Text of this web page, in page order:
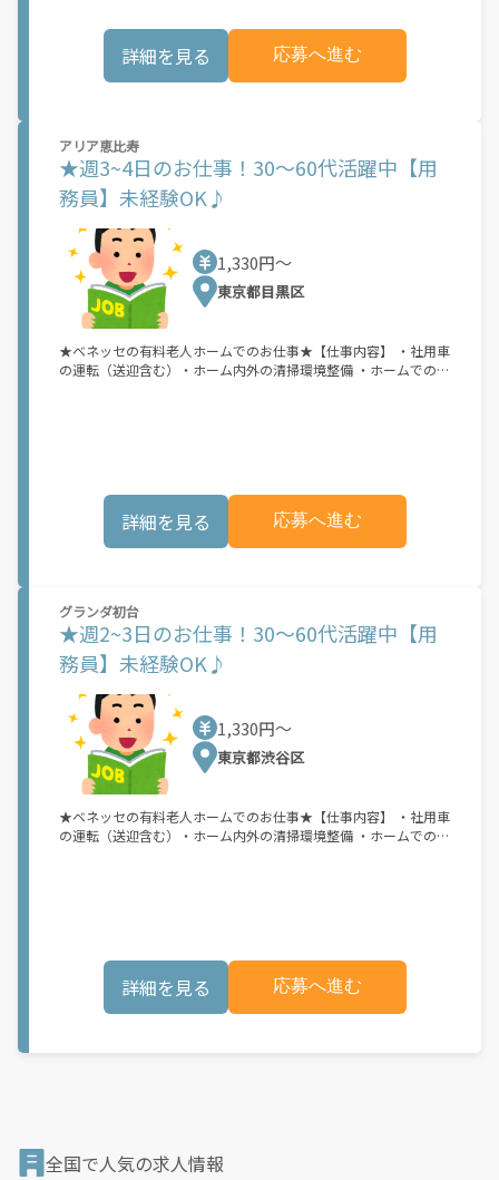
里【NPO法人てあしの会どんぐりの里】◆生活サポート障害があ
るので「あきらめていた」「1人ではできない」を「できる」こ
とに変えていくお手伝いをしていきたいと考えています。心身状
きたいと考えてます。◆移動支援利用者様と一緒にお散歩に行っ
たり、プールや映画など一緒にお出掛けをします♪一緒にお出掛
けしてみませんか？◆居宅介護利用者様の生活に一番密着してい
る支援です。利用者様のご自宅にて、買い物や調理・掃除・入浴
介助等をしています。利用者様が一番リラックスできる空間での
支援、心の交流もあります。何気ない会話にほっこりなんてこと
もたくさんあります。◆日中一時支援1人1人に合わせた支援を行
っています。利用者様の方々それぞれ、思い思いにのびのびと過
ごせます。ご家族様の負担の軽減とともに、利用者様の楽しみと
安心の場をご提供しています。
詳細を見る 応募へ進む
アリア恵比寿
★週3~4日のお仕事！30～60代活躍中【用
務員】未経験OK♪
1,330円〜
東京都目黒区
★ベネッセの有料老人ホームでのお仕事★【仕事内容】 ・社用車
の運転（送迎含む）・ホーム内外の清掃環境整備 ・ホームでの生
OK！（法定労働時間内に限る）
詳細を見る 応募へ進む
グランダ初台
★週2~3日のお仕事！30～60代活躍中【用
務員】未経験OK♪
1,330円〜
東京都渋谷区
★ベネッセの有料老人ホームでのお仕事★【仕事内容】 ・社用車
の運転（送迎含む）・ホーム内外の清掃環境整備 ・ホームでの生
OK！（法定労働時間内に限る）
詳細を見る 応募へ進む
全国で人気の求人情報